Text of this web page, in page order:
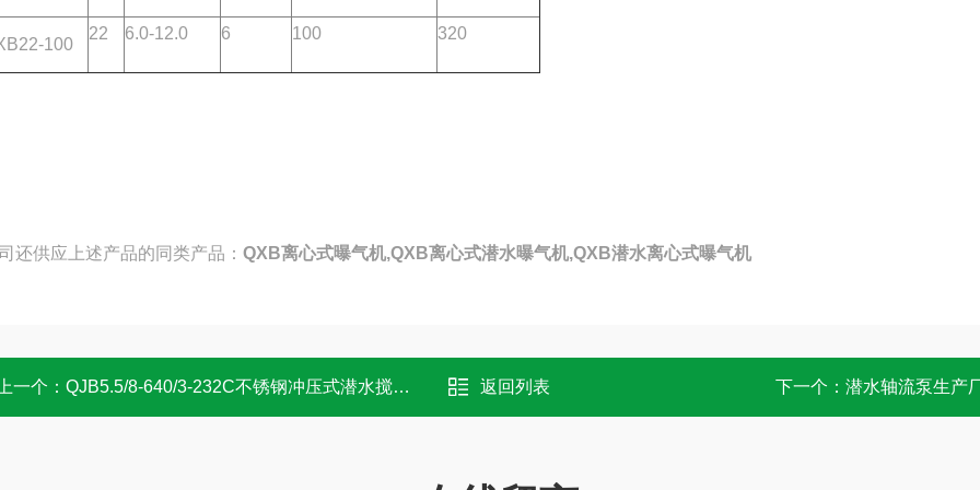
100
22 6.0-12.0 6 100 320
还供应上述产品的同类产品： QXB离心式曝气机,QXB离心式潜水曝气机,QXB潜水离心式曝气机
上一个： QJB5.5/8-640/3-232C不锈钢冲压式潜水搅拌机 返回列表 下一个： 潜水轴流泵生产